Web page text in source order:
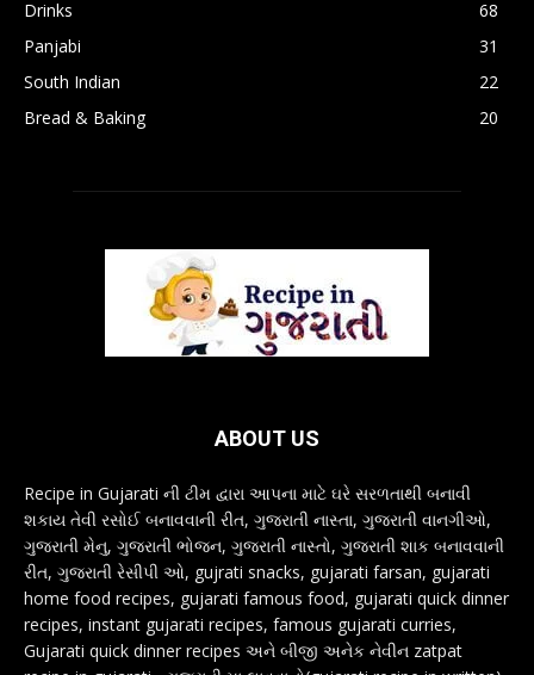
Drinks
68
Panjabi
31
South Indian
22
Bread & Baking
20
ABOUT US
Recipe in Gujarati ની ટીમ દ્વારા આપના માટે ઘરે સરળતાથી બનાવી
શકાય તેવી રસોઈ બનાવવાની રીત, ગુજરાતી નાસ્તા, ગુજરાતી વાનગીઓ,
ગુજરાતી મેનુ, ગુજરાતી ભોજન, ગુજરાતી નાસ્તો, ગુજરાતી શાક બનાવવાની
રીત, ગુજરાતી રેસીપી ઓ, gujrati snacks, gujarati farsan, gujarati
home food recipes, gujarati famous food, gujarati quick dinner
recipes, instant gujarati recipes, famous gujarati curries,
Gujarati quick dinner recipes અને બીજી અનેક નેવીન zatpat